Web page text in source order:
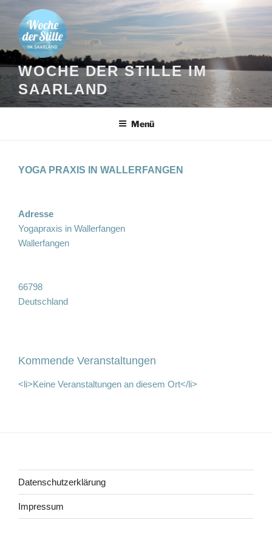
Inhalt
springen
WOCHE DER STILLE IM
SAARLAND
Menü
YOGA PRAXIS IN WALLERFANGEN
Adresse
Yogapraxis in Wallerfangen
Wallerfangen
66798
Deutschland
Kommende Veranstaltungen
<li>Keine Veranstaltungen an diesem Ort</li>
Datenschutzerklärung
Impressum